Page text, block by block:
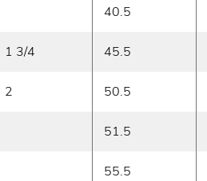
40.5
1 3/4 45.5
2 50.5
51.5
55.5